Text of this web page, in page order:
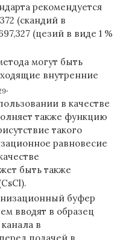
рекомендуется
(скандий в
(цезий в виде 1 %
могут быть
внутренние
.
в качестве
также функцию
такого
равновесие
быть также
буфер
вводят в образец
в